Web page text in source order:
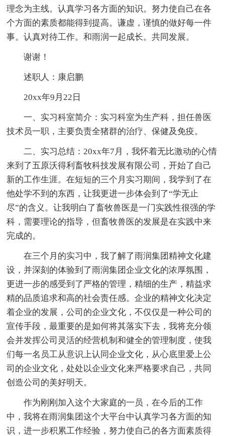
理念为主线。认真学习各方面的知识。努力使自己在各
个方面的素质都能得到提高。谦虚，谨慎的做好每一件
事。认真对待工作。和雨润一起成长。共同发展。
谢谢！
述职人：康启鹏
20xx年9月22日
一、实习科室简介：实习科室为生产科，担任兽医
技术员一职，主要负责全猪群的治疗、保健及免疫。
二、实习总结：20xx年7月，我怀着无比激动的心情
来到了五原沃得利畜牧科技发展有限公司，开始了自己
新的工作生涯。在短短的三个月实习期间，我学到了在
他处学不到的东西，让我更进一步体会到了“学无止
尽”的含义。让我明白了畜牧兽医是一门实践性很强的学
科，需要理论的指导，但畜牧兽医的发展是在实践中来
完成的。
在三个月的实习中，我了解了雨润集团精神文化建
设，并深刻的体验到了雨润集团企业文化的浓厚氛围，
更进一步的感受到了严格的管理，精细的生产，精益求
精的品质追求和高的社会责任感。企业的精神文化决定
着企业的发展，公司的企业文化，不仅仅是一种公司的
宣传手段，最重要的是如何将其落实下去，我将充分领
会并发挥公司灵活的经营机制和健全的管理制度，使我
们每一名员工从意识上认同企业文化，从心底里爱上公
司的企业文化，处处以企业文化来严格要求自己，共同
创造公司的美好明天。
作为刚刚加入这个大家庭的一员，在今后的工作
中，我将在雨润集团这个大平台中认真学习各方面的知
识，进一步积累工作经验，努力使自己的各方面素质得